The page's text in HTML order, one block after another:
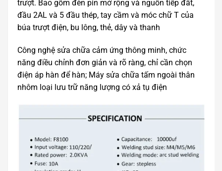
trượt. Bao gồm đèn pin mở rộng và nguồn tiếp đất,
đầu 2AL và 5 đầu thép, tay cầm và móc chữ T của
búa trượt điện, bu lông, thẻ, dây và thanh
Công nghệ sửa chữa cảm ứng thông minh, chức
năng điều chỉnh đơn giản và rõ ràng, chỉ cần chọn
điện áp hàn để hàn; Máy sửa chữa tấm ngoài thân
nhôm loại lưu trữ năng lượng có xả tụ điện